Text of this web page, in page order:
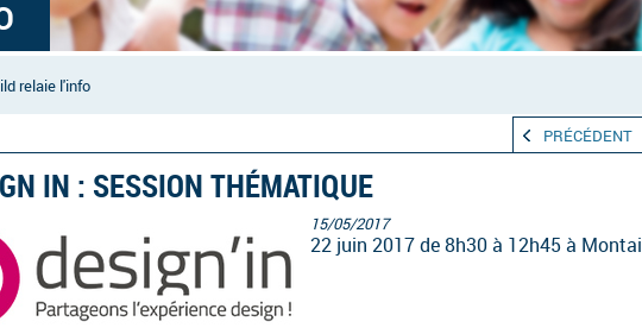
relaie l'info
PRÉCÉDENT
IN : SESSION THÉMATIQUE
15/05/2017
22 juin 2017 de 8h30 à 12h45 à